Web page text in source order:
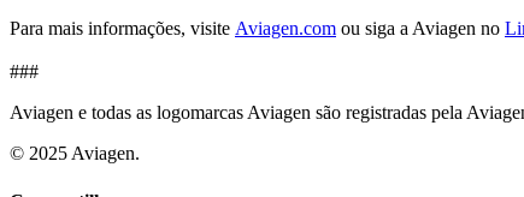
Para mais informações, visite Aviagen.com ou siga a Aviagen no
###
Aviagen e todas as logomarcas Aviagen são registradas pela
© 2025 Aviagen.